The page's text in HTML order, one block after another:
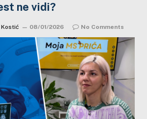
ne vidi?
08/01/2026 No Comments